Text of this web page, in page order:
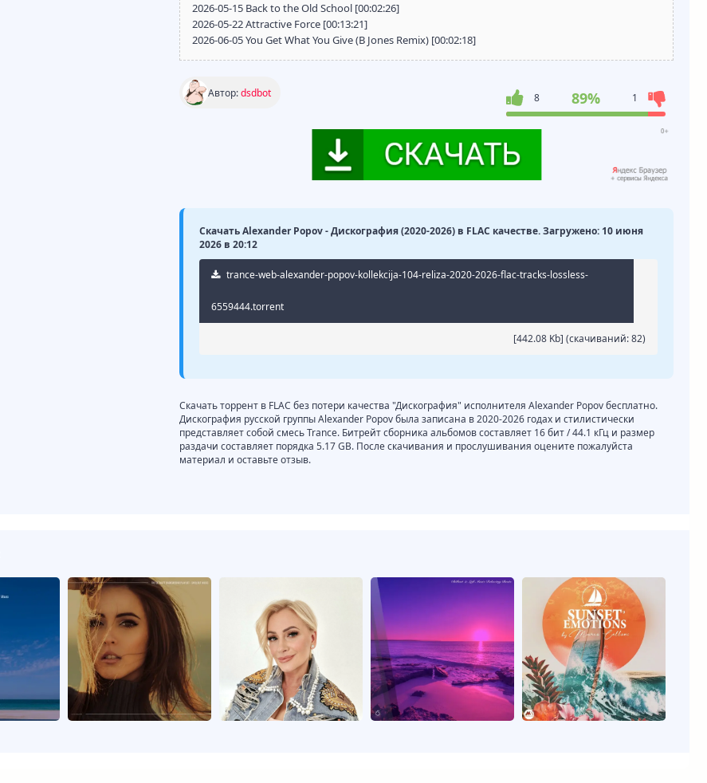
2026-05-15 Back to the Old School [00:02:26]
2026-05-22 Attractive Force [00:13:21]
2026-06-05 You Get What You Give (B Jones Remix) [00:02:18]
Автор:dsdbot 8 89% 1
Скачать Alexander Popov - Дискография (2020-2026) в FLAC качестве. Загружено: 10 июня
2026 в 20:12
trance-web-alexander-popov-kollekcija-104-reliza-2020-2026-flac-tracks-lossless-
6559444.torrent
[442.08 Kb] (cкачиваний: 82)
Скачать торрент в FLAC без потери качества "Дискография" исполнителя Alexander Popov бесплатно.
Дискография русской группы Alexander Popov была записана в 2020-2026 годах и стилистически
представляет собой смесь Trance. Битрейт сборника альбомов составляет 16 бит / 44.1 кГц и размер
раздачи составляет порядка 5.17 GB. После скачивания и прослушивания оцените пожалуйста
материал и оставьте отзыв.